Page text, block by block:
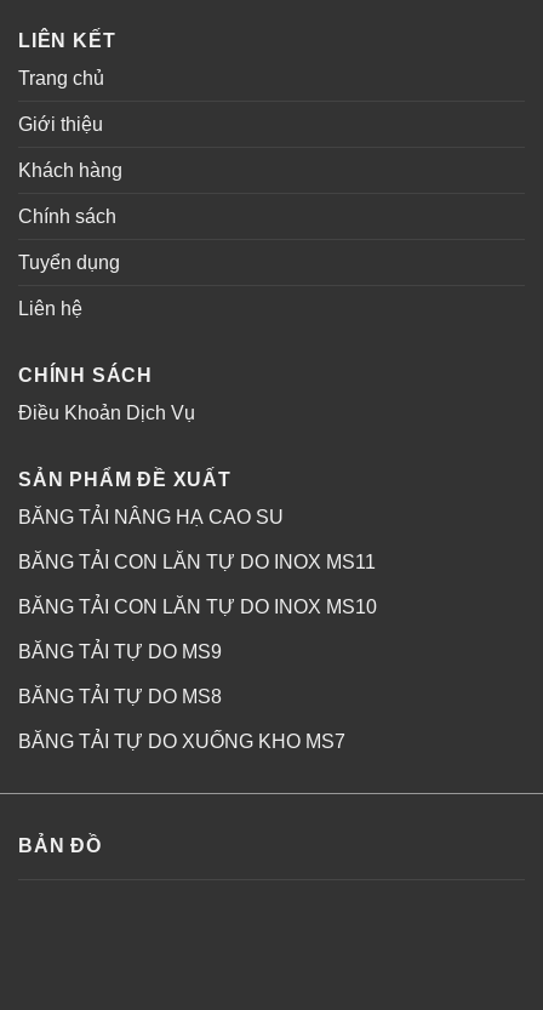
LIÊN KẾT
Trang chủ
Giới thiệu
Khách hàng
Chính sách
Tuyển dụng
Liên hệ
CHÍNH SÁCH
Điều Khoản Dịch Vụ
SẢN PHẨM ĐỀ XUẤT
BĂNG TẢI NÂNG HẠ CAO SU
BĂNG TẢI CON LĂN TỰ DO INOX MS11
BĂNG TẢI CON LĂN TỰ DO INOX MS10
BĂNG TẢI TỰ DO MS9
BĂNG TẢI TỰ DO MS8
BĂNG TẢI TỰ DO XUỐNG KHO MS7
BẢN ĐỒ